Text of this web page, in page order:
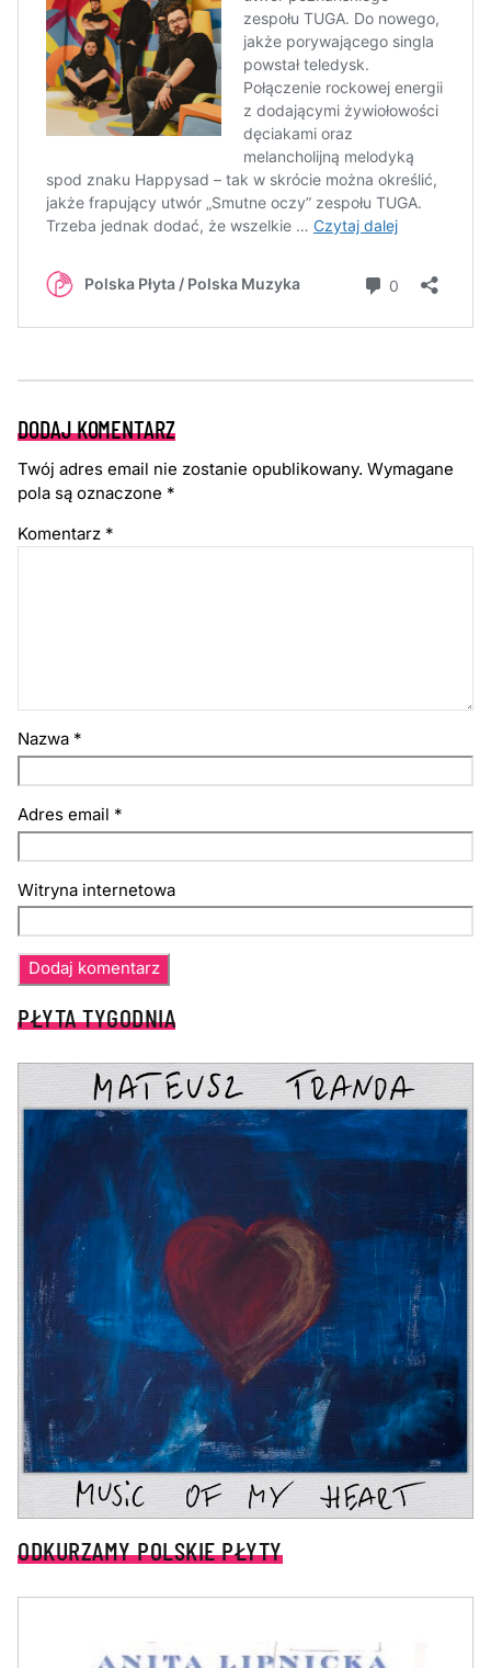
DODAJ KOMENTARZ
Twój adres email nie zostanie opublikowany. Wymagane
pola są oznaczone *
Komentarz *
Nazwa *
Adres email *
Witryna internetowa
PŁYTA TYGODNIA
ODKURZAMY POLSKIE PŁYTY